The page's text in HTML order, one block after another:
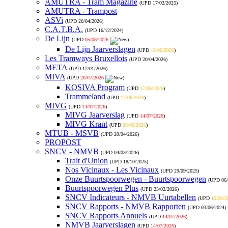
AMUTRA - Tram Magazine (UPD 17/02/2025)
AMUTRA - Trampost
ASVi (UPD 20/04/2026)
C.A.T.B.A. (UPD 16/12/2024)
De Lijn (UPD 05/08/2026 )
De Lijn Jaarverslagen (UPD 15/06/2026)
Les Tramways Bruxellois (UPD 20/04/2026)
META (UPD 12/01/2026)
MIVA (UPD 20/07/2026 )
KOSIVA Program (UPD 17/06/2026)
Trammeland (UPD 17/06/2026)
MIVG (UPD 14/07/2026)
MIVG Jaarverslag (UPD 14/07/2026)
MIVG Krant (UPD 26/06/2026)
MTUB - MSVB (UPD 20/04/2026)
PROPOST
SNCV - NMVB (UPD 04/03/2026)
Trait d'Union (UPD 18/10/2025)
Nos Vicinaux - Les Vicinaux (UPD 29/09/2025)
Onze Buurtspoorwegen - Buurtspoorwegen (UPD
Buurtspoorwegen Plus (UPD 23/02/2026)
SNCV Indicateurs - NMVB Uurtabellen (UPD 15/06/
SNCV Rapports - NMVB Rapporten (UPD 03/06/2024)
SNCV Rapports Annuels (UPD 14/07/2026)
NMVB Jaarverslagen (UPD 14/07/2026)